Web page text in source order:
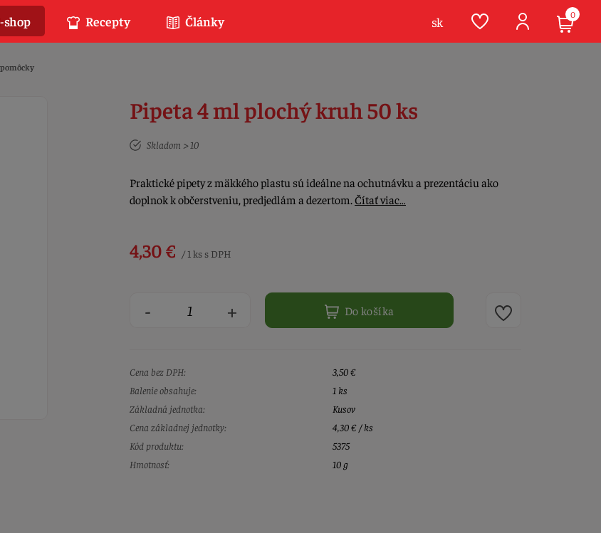
Pipeta 4 ml plochý kruh 50 ks
Skladom > 10
Praktické pipety z mäkkého plastu sú ideálne na ochutnávku a prezentáciu ako
doplnok k občerstveniu, predjedlám a dezertom.Čítať viac…
4,30 € / 1 ks s DPH
- + Do košíka
Cena bez DPH:
3,50 €
Balenie obsahuje:
1 ks
Základná jednotka:
Kusov
Cena základnej jednotky:
4,30 € / ks
Kód produktu:
5375
Hmotnosť:
10 g
shop Recepty Články sk 0